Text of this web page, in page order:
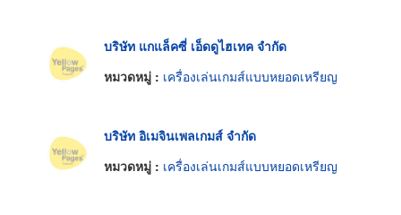
บริษัท แกแล็คซี่ เอ็ดดูไฮเทค จำกัด
หมวดหมู่ : เครื่องเล่นเกมส์แบบหยอดเหรียญ
บริษัท อิเมจินเพลเกมส์ จำกัด
หมวดหมู่ : เครื่องเล่นเกมส์แบบหยอดเหรียญ